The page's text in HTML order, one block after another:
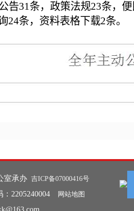
告31条，政策法规23条，
24条，资料表格下载2条。